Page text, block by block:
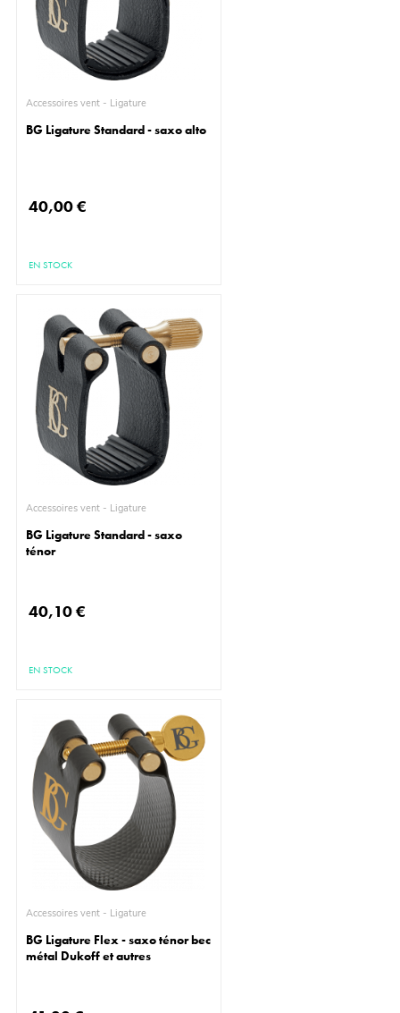
Accessoires vent - Ligature
BG Ligature Standard - saxo alto
40,00 €
EN STOCK
Accessoires vent - Ligature
BG Ligature Standard - saxo
ténor
40,10 €
EN STOCK
Accessoires vent - Ligature
BG Ligature Flex - saxo ténor bec
métal Dukoff et autres